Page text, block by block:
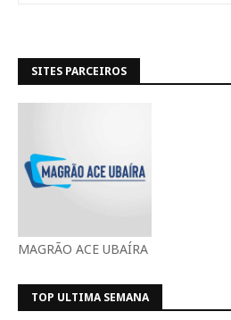
SITES PARCEIROS
MAGRÃO ACE UBAÍRA
TOP ULTIMA SEMANA